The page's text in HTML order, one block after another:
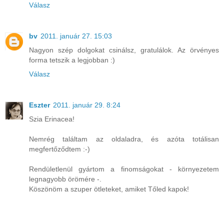
Válasz
bv 2011. január 27. 15:03
Nagyon szép dolgokat csinálsz, gratulálok. Az örvényes
forma tetszik a legjobban :)
Válasz
Eszter 2011. január 29. 8:24
Szia Erinacea!
Nemrég találtam az oldaladra, és azóta totálisan
megfertőződtem :-)
Rendületlenül gyártom a finomságokat - környezetem
legnagyobb örömére -.
Köszönöm a szuper ötleteket, amiket Tőled kapok!